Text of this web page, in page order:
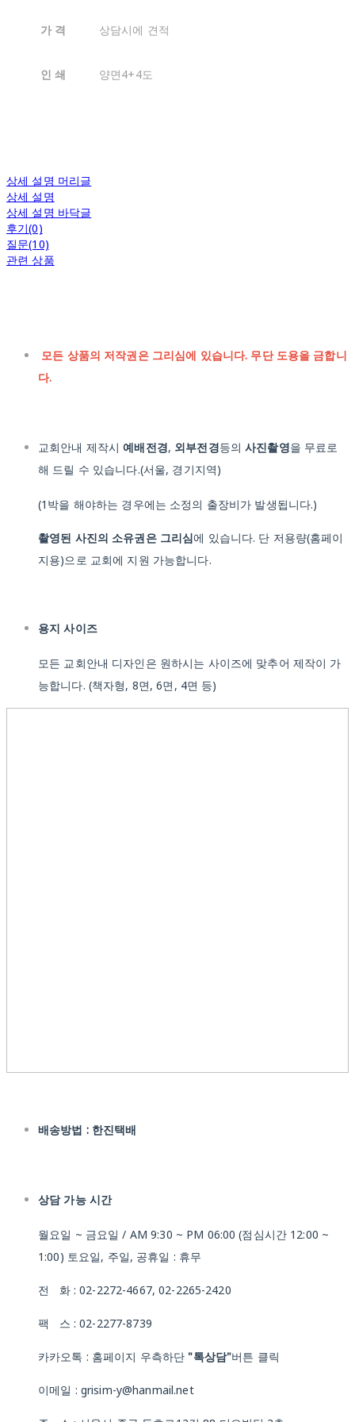
가 격 상담시에 견적
인 쇄 양면4+4도
상세 설명 머리글
상세 설명
상세 설명 바닥글
후기(0)
질문(10)
관련 상품
모든 상품의 저작권은 그리심에 있습니다. 무단 도용을 금합니
다.
교회안내 제작시예배전경, 외부전경등의사진촬영을 무료로
해 드릴 수 있습니다.(서울, 경기지역)
(1박을 해야하는 경우에는 소정의 출장비가 발생됩니다.)
촬영된 사진의 소유권은 그리심에 있습니다. 단 저용량(홈페이
지용)으로 교회에 지원 가능합니다.
용지 사이즈
모든 교회안내 디자인은 원하시는 사이즈에 맞추어 제작이 가
능합니다. (책자형, 8면, 6면, 4면 등)
배송방법 : 한진택배
상담 가능 시간
월요일 ~ 금요일 / AM 9:30 ~ PM 06:00 (점심시간 12:00 ~
1:00) 토요일, 주일, 공휴일 : 휴무
전 화 : 02-2272-4667, 02-2265-2420
팩 스 : 02-2277-8739
카카오톡 : 홈페이지 우측하단 "톡상담"버튼 클릭
이메일 : grisim-y@hanmail.net